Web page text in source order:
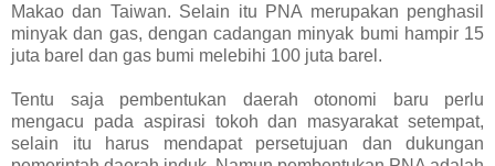
Makao dan Taiwan. Selain itu PNA merupakan penghasil
minyak dan gas, dengan cadangan minyak bumi hampir 15
juta barel dan gas bumi melebihi 100 juta barel.
Tentu saja pembentukan daerah otonomi baru perlu
mengacu pada aspirasi tokoh dan masyarakat setempat,
selain itu harus mendapat persetujuan dan dukungan